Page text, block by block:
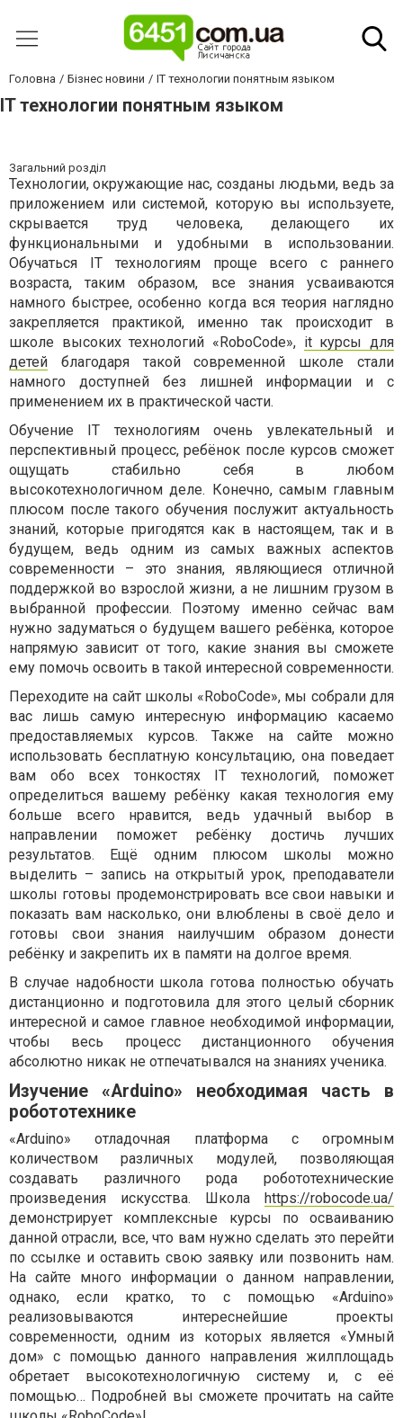
Головна Бізнес новини IT технологии понятным языком
IT технологии понятным языком
Загальний розділ
Технологии, окружающие нас, созданы людьми, ведь за
приложением или системой, которую вы используете,
скрывается труд человека, делающего их
функциональными и удобными в использовании.
Обучаться IT технологиям проще всего с раннего
возраста, таким образом, все знания усваиваются
намного быстрее, особенно когда вся теория наглядно
закрепляется практикой, именно так происходит в
школе высоких технологий «RoboCode», it курсы для
детей благодаря такой современной школе стали
намного доступней без лишней информации и с
применением их в практической части.
Обучение IT технологиям очень увлекательный и
перспективный процесс, ребёнок после курсов сможет
ощущать стабильно себя в любом
высокотехнологичном деле. Конечно, самым главным
плюсом после такого обучения послужит актуальность
знаний, которые пригодятся как в настоящем, так и в
будущем, ведь одним из самых важных аспектов
современности – это знания, являющиеся отличной
поддержкой во взрослой жизни, а не лишним грузом в
выбранной профессии. Поэтому именно сейчас вам
нужно задуматься о будущем вашего ребёнка, которое
напрямую зависит от того, какие знания вы сможете
ему помочь освоить в такой интересной современности.
Переходите на сайт школы «RoboCode», мы собрали для
вас лишь самую интересную информацию касаемо
предоставляемых курсов. Также на сайте можно
использовать бесплатную консультацию, она поведает
вам обо всех тонкостях IT технологий, поможет
определиться вашему ребёнку какая технология ему
больше всего нравится, ведь удачный выбор в
направлении поможет ребёнку достичь лучших
результатов. Ещё одним плюсом школы можно
выделить – запись на открытый урок, преподаватели
школы готовы продемонстрировать все свои навыки и
показать вам насколько, они влюблены в своё дело и
готовы свои знания наилучшим образом донести
ребёнку и закрепить их в памяти на долгое время.
В случае надобности школа готова полностью обучать
дистанционно и подготовила для этого целый сборник
интересной и самое главное необходимой информации,
чтобы весь процесс дистанционного обучения
абсолютно никак не отпечатывался на знаниях ученика.
Изучение «Arduino» необходимая часть в
робототехнике
«Arduino» отладочная платформа с огромным
количеством различных модулей, позволяющая
создавать различного рода робототехнические
произведения искусства. Школа https://robocode.ua/
демонстрирует комплексные курсы по осваиванию
данной отрасли, все, что вам нужно сделать это перейти
по ссылке и оставить свою заявку или позвонить нам.
На сайте много информации о данном направлении,
однако, если кратко, то с помощью «Arduino»
реализовываются интереснейшие проекты
современности, одним из которых является «Умный
дом» с помощью данного направления жилплощадь
обретает высокотехнологичную систему и, с её
помощью… Подробней вы сможете прочитать на сайте